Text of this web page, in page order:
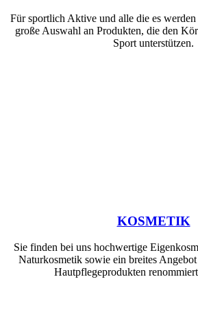
Für sportlich Aktive und alle die es
große Auswahl an Produkten, die den
Sport unterstützen.
KOSMETIK
Sie finden bei uns hochwertige
Naturkosmetik sowie ein breites
Hautpflegeprodukten